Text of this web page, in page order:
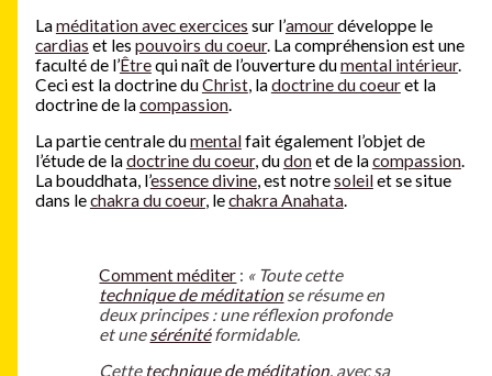
Laméditation avec exercices sur l’amourdéveloppe le
cardias et les pouvoirs du coeur. La compréhension est une
faculté de l’Êtrequi naît de l’ouverture dumental intérieur.
Ceci est la doctrine duChrist, ladoctrine du coeuret la
doctrine de lacompassion.
La partie centrale dumentalfait également l’objet de
l’étude de ladoctrine du coeur, dudonet de lacompassion.
La bouddhata, l’essence divine, est notresoleilet se situe
dans lechakra du coeur, lechakra Anahata.
Comment méditer : « Toute cette
technique de méditation se résume en
deux principes : une réflexion profonde
et unesérénitéformidable.
Cette technique de méditation, avec sa